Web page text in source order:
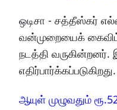
ஒடிசா - சத்தீஸ்கர்
வன்முறையைக்
நடத்தி
எதிர்பார்க்கப்படுகிறது.
ஆயுள் முழுவதும்